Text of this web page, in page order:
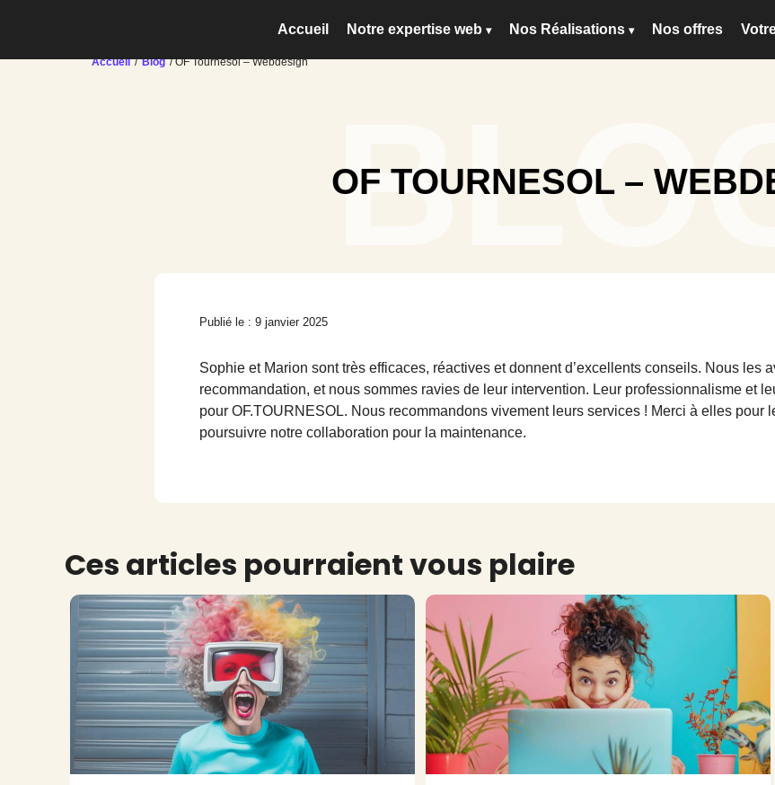
Accueil Notre expertise web Nos Réalisations Nos offres
Accueil / Blog / OF Tournesol – Webdesign
OF TOURNESOL –
Publié le : 9 janvier 2025
Sophie et Marion sont très efficaces, réactives et donnent d’excellents conseils. Nous les
recommandation, et nous sommes ravies de leur intervention. Leur professionnalisme et
pour OF.TOURNESOL. Nous recommandons vivement leurs services ! Merci à elles pour
poursuivre notre collaboration pour la maintenance.
Ces articles pourraient vous plaire